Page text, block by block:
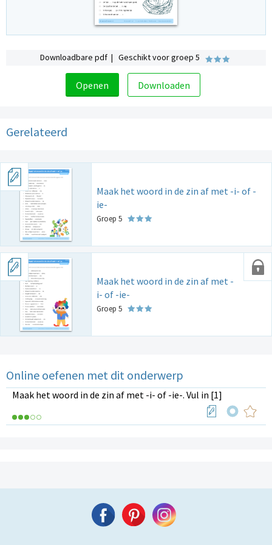
Downloadbare pdf | Geschikt voor groep 5
Openen Downloaden
Gerelateerd
Maak het woord in de zin af met -i- of -
ie-
Groep 5
Maak het woord in de zin af met -
i- of -ie-
Groep 5
Online oefenen met dit onderwerp
Maak het woord in de zin af met -i- of -ie-. Vul in [1]